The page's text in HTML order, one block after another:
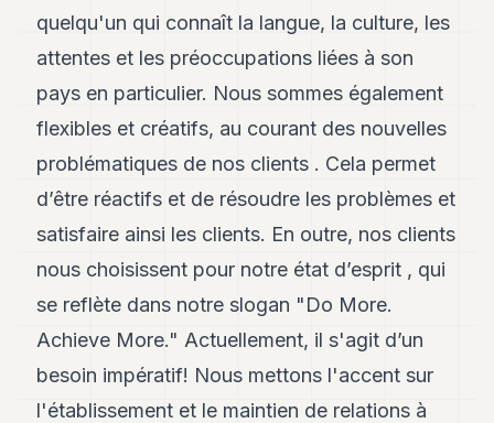
quelqu'un qui connaît la langue, la culture, les
attentes et les préoccupations liées à son
pays en particulier. Nous sommes également
flexibles et créatifs, au courant des nouvelles
problématiques de nos clients . Cela permet
d’être réactifs et de résoudre les problèmes et
satisfaire ainsi les clients. En outre, nos clients
nous choisissent pour notre état d’esprit , qui
se reflète dans notre slogan "Do More.
Achieve More." Actuellement, il s'agit d’un
besoin impératif! Nous mettons l'accent sur
l'établissement et le maintien de relations à